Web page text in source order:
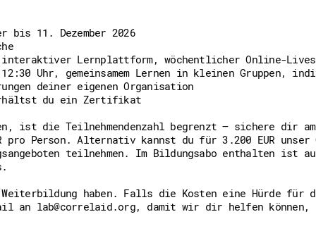
bis 11. Dezember 2026
Lernplattform, wöchentlicher Online-
Uhr, gemeinsamem Lernen in kleinen Gruppen,
deiner eigenen Organisation
erhältst du ein Zertifikat
ist die Teilnehmendenzahl begrenzt – sichere dir
pro Person. Alternativ kannst du für 3.200 EUR unser
teilnehmen. Im Bildungsabo enthalten ist
haben. Falls die Kosten eine Hürde für
an lab@correlaid.org, damit wir dir helfen können,